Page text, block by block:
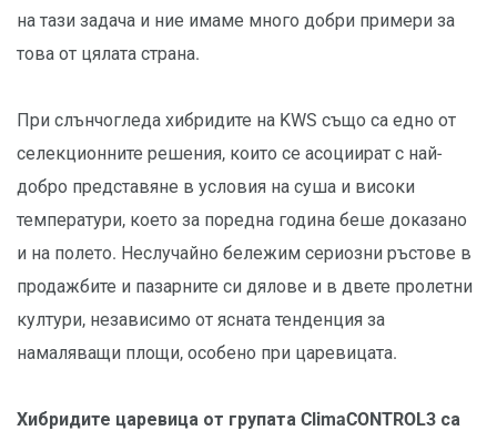
на тази задача и ние имаме много добри примери за
това от цялата страна.
При слънчогледа хибридите на KWS също са едно от
селекционните решения, които се асоциират с най-
добро представяне в условия на суша и високи
температури, което за поредна година беше доказано
и на полето. Неслучайно бележим сериозни ръстове в
продажбите и пазарните си дялове и в двете пролетни
култури, независимо от ясната тенденция за
намаляващи площи, особено при царевицата.
Хибридите царевица от групата ClimaCONTROL3 са